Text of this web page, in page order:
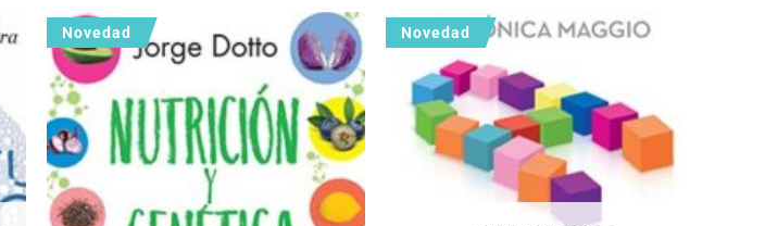
Novedad Novedad